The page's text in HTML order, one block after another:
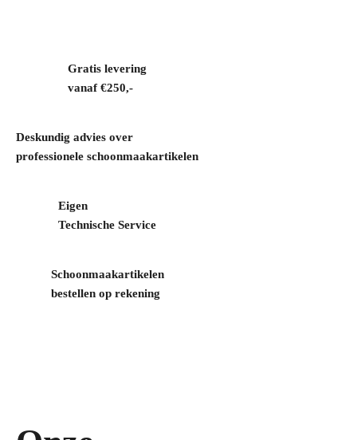
Gratis levering
vanaf €250,-
Deskundig advies over
professionele schoonmaakartikelen
Eigen
Technische Service
Schoonmaakartikelen
bestellen op rekening